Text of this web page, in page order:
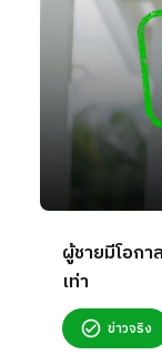
ผู้ชายมีโอก
เท่า
ข่าวจริง